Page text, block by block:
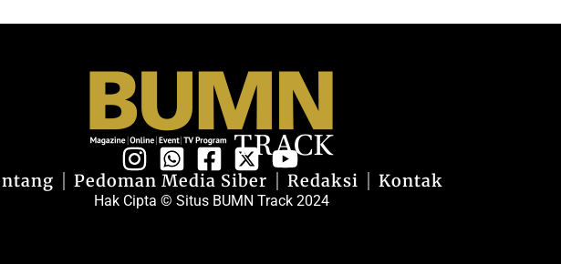
Hak Cipta © Situs BUMN Track 2024
Pedoman Media Siber Redaksi Kontak